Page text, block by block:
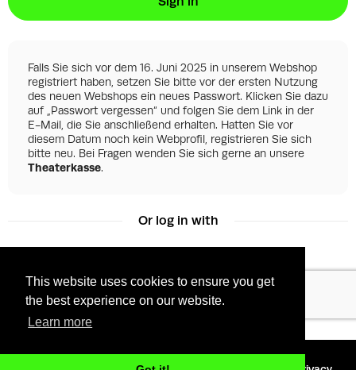
This website uses cookies to ensure you get
the best experience on our website.
Learn more
Falls Sie sich vor dem 16. Juni 2025 in unserem Webshop
registriert haben, setzen Sie bitte vor der ersten Nutzung
des neuen Webshops ein neues Passwort. Klicken Sie dazu
auf „Passwort vergessen“ und folgen Sie dem Link in der
E-Mail, die Sie anschließend erhalten. Hatten Sie vor
diesem Datum noch kein Webprofil, registrieren Sie sich
bitte neu. Bei Fragen wenden Sie sich gerne an unsere
Theaterkasse.
Or log in with
Facebook